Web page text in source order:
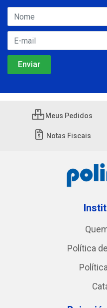
Meus Pedidos
Notas Fiscais
Política